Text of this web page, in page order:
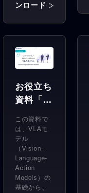
ンロード
お役立ち
資料「3
るVLAモ
デル」
この資料で
は、VLAモ
デル
（Vision-
Language-
Action
Models）の
基礎から、